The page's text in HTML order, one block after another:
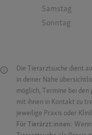
Samstag
Sonntag
Die Tierarztsuche dient
in deiner Nähe
möglich, Termine bei
mit ihnen in Kontakt zu
jeweilige Praxis oder
Für Tierärzt:innen: